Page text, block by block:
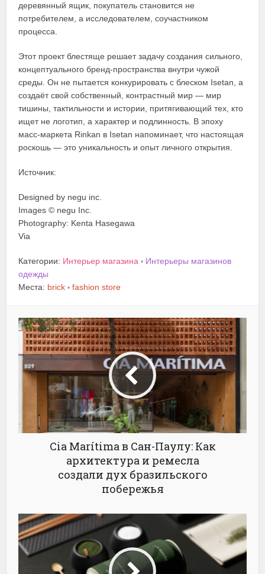
деревянный ящик, покупатель становится не
потребителем, а исследователем, соучастником
процесса.
Этот проект блестяще решает задачу создания сильного,
концептуального бренд-пространства внутри чужой
среды. Он не пытается конкурировать с блеском Isetan, а
создаёт свой собственный, контрастный мир — мир
тишины, тактильности и истории, притягивающий тех, кто
ищет не логотип, а характер и подлинность. В эпоху
масс-маркета Rinkan в Isetan напоминает, что настоящая
роскошь — это уникальность и опыт личного открытия.
Источник:
Designed by negu inc.
Images © negu Inc.
Photography: Kenta Hasegawa
Via
Категории: Интерьер магазина • Интерьеры магазинов
одежды
Места: brick • fashion store
Cia Marítima в Сан-Паулу: Как
архитектура и ремесла
создали дух бразильского
побережья